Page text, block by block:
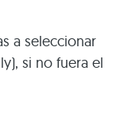
a seleccionar
si no fuera el